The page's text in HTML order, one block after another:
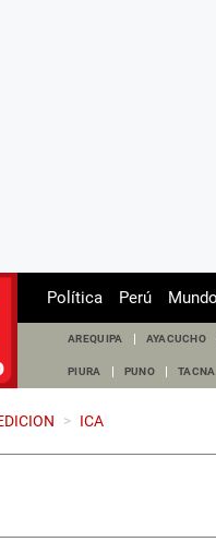
Política Perú Mundo
AREQUIPA AYACUCHO
PIURA PUNO TACNA
> ICA